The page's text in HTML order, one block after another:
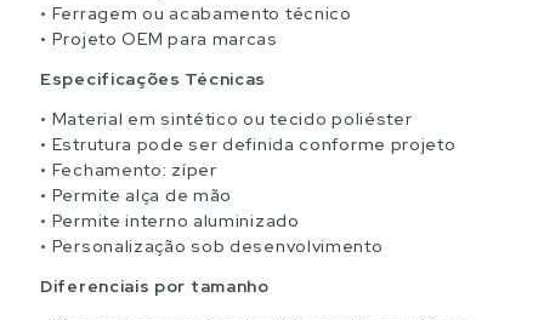
Ferragem ou acabamento técnico
Projeto OEM para marcas
Especificações Técnicas
Material em sintético ou tecido poliéster
Estrutura pode ser definida conforme projeto
Fechamento: zíper
Permite alça de mão
Permite interno aluminizado
Personalização sob desenvolvimento
Diferenciais por tamanho